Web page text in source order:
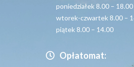
poniedziałek 8.00 – 18.00
wtorek-czwartek 8.00 –
piątek 8.00 – 14.00
Opłatomat: